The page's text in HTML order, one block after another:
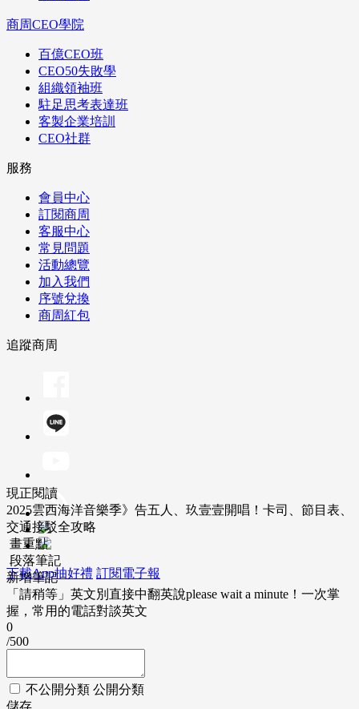
商周CEO學院
百億CEO班
CEO50失敗學
組織領袖班
駐足思考表達班
客製企業培訓
CEO社群
服務
會員中心
訂閱商周
客服中心
常見問題
活動總覽
加入我們
序號兌換
商周紅包
追蹤商周
下載App抽好禮 訂閱電子報
現正閱讀
2025雲西海洋音樂季》告五人、玖壹壹開唱！卡司、節目表、
交通接駁全攻略
畫重點
段落筆記
新增筆記
「請稍等」英文別直接中翻英說please wait a minute！一次掌
握，常用的電話對談英文
0
/500
不公開分類 公開分類
儲存